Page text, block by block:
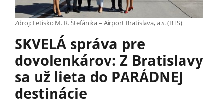
Zdroj: Letisko M. R. Štefánika – Airport Bratislava, a.s. (BTS)
SKVELÁ správa pre
dovolenkárov: Z Bratislavy
sa už lieta do PARÁDNEJ
destinácie